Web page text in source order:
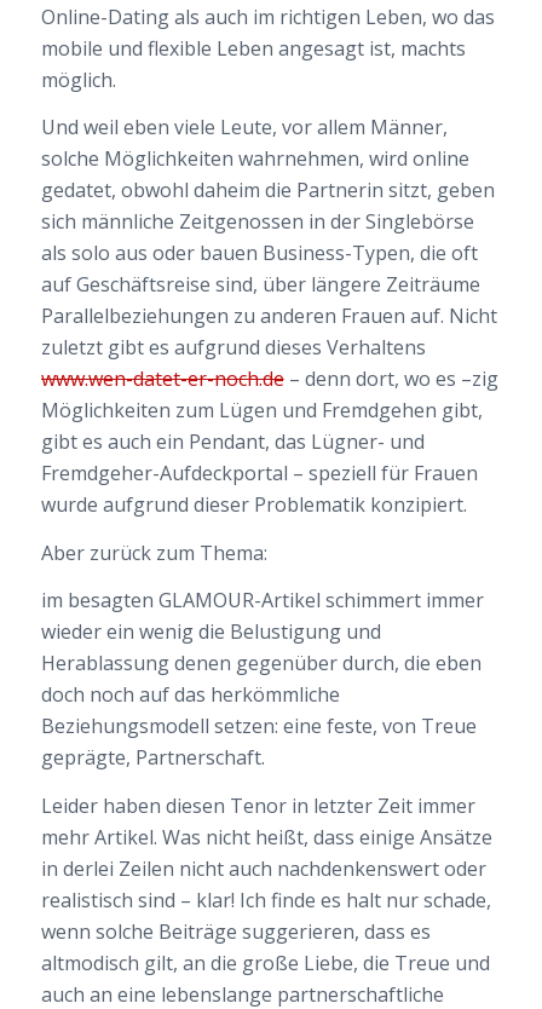
Online-Dating als auch im richtigen Leben, wo das
mobile und flexible Leben angesagt ist, machts
möglich.
Und weil eben viele Leute, vor allem Männer,
solche Möglichkeiten wahrnehmen, wird online
gedatet, obwohl daheim die Partnerin sitzt, geben
sich männliche Zeitgenossen in der Singlebörse
als solo aus oder bauen Business-Typen, die oft
auf Geschäftsreise sind, über längere Zeiträume
Parallelbeziehungen zu anderen Frauen auf. Nicht
zuletzt gibt es aufgrund dieses Verhaltens
www.wen-datet-er-noch.de– denn dort, wo es –zig
Möglichkeiten zum Lügen und Fremdgehen gibt,
gibt es auch ein Pendant, das Lügner- und
Fremdgeher-Aufdeckportal – speziell für Frauen
wurde aufgrund dieser Problematik konzipiert.
Aber zurück zum Thema:
im besagten GLAMOUR-Artikel schimmert immer
wieder ein wenig die Belustigung und
Herablassung denen gegenüber durch, die eben
doch noch auf das herkömmliche
Beziehungsmodell setzen: eine feste, von Treue
geprägte, Partnerschaft.
Leider haben diesen Tenor in letzter Zeit immer
mehr Artikel. Was nicht heißt, dass einige Ansätze
in derlei Zeilen nicht auch nachdenkenswert oder
realistisch sind – klar! Ich finde es halt nur schade,
wenn solche Beiträge suggerieren, dass es
altmodisch gilt, an die große Liebe, die Treue und
auch an eine lebenslange partnerschaftliche